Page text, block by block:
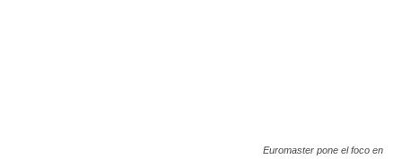
Euromaster pone el foco en